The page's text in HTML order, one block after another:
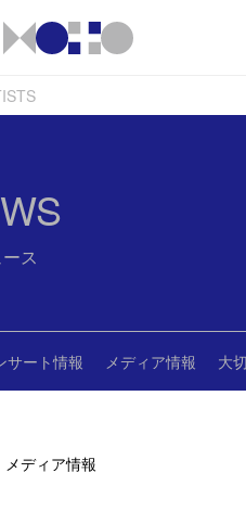
ス
サート情報 メディア情報 大
メディア情報